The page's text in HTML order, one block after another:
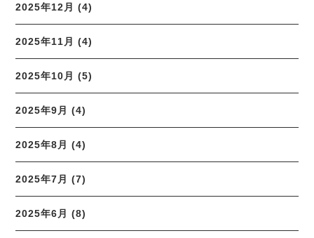
2025年12月 (4)
2025年11月 (4)
2025年10月 (5)
2025年9月 (4)
2025年8月 (4)
2025年7月 (7)
2025年6月 (8)